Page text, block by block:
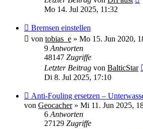
Mo 14. Jul 2025, 11:32
Bremsen einstellen
von tobias_e » Mo 15. Jun 2020,
9 Antworten
48147 Zugriffe
Letzter Beitrag von BalticStar
Di 8. Jul 2025, 17:10
Anti-Fouling ersetzen –
von Geocacher» Mi 11. Jun 2025,
6 Antworten
27129 Zugriffe